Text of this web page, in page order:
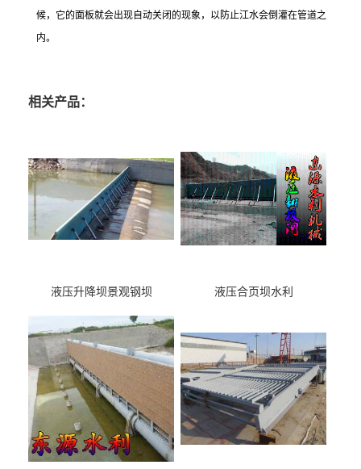
候，它的面板就会出现自动关闭的现象，以防止江水会倒灌在管道之
内。
相关产品：
液压升降坝景观钢坝 液压合页坝水利